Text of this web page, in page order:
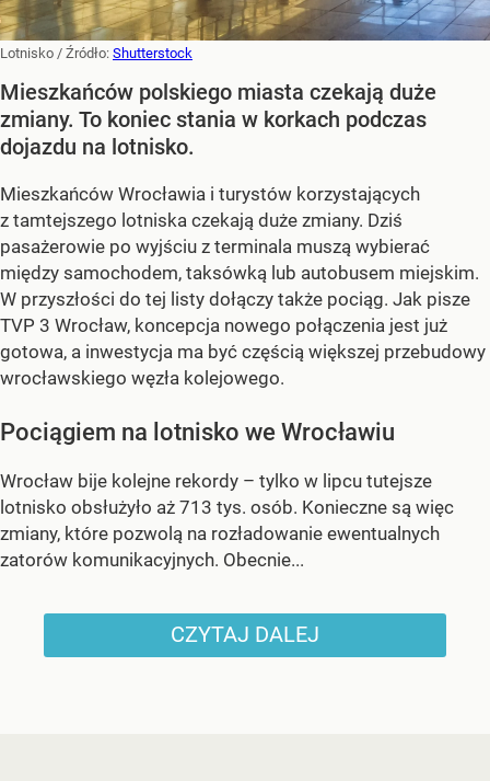
Lotnisko / Źródło: Shutterstock
Mieszkańców polskiego miasta czekają duże
zmiany. To koniec stania w korkach podczas
dojazdu na lotnisko.
Mieszkańców Wrocławia i turystów korzystających
z tamtejszego lotniska czekają duże zmiany. Dziś
pasażerowie po wyjściu z terminala muszą wybierać
między samochodem, taksówką lub autobusem miejskim.
W przyszłości do tej listy dołączy także pociąg. Jak pisze
TVP 3 Wrocław, koncepcja nowego połączenia jest już
gotowa, a inwestycja ma być częścią większej przebudowy
wrocławskiego węzła kolejowego.
Pociągiem na lotnisko we Wrocławiu
Wrocław bije kolejne rekordy – tylko w lipcu tutejsze
lotnisko obsłużyło aż 713 tys. osób. Konieczne są więc
zmiany, które pozwolą na rozładowanie ewentualnych
zatorów komunikacyjnych. Obecnie...
CZYTAJ DALEJ